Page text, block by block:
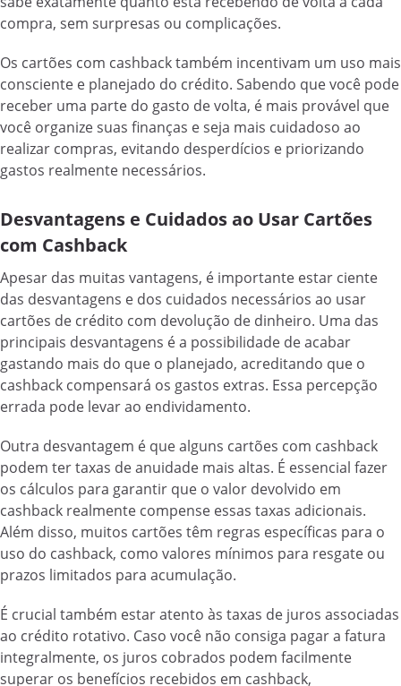
compra, sem surpresas ou complicações.
Os cartões com cashback também incentivam um uso mais
consciente e planejado do crédito. Sabendo que você pode
receber uma parte do gasto de volta, é mais provável que
você organize suas finanças e seja mais cuidadoso ao
realizar compras, evitando desperdícios e priorizando
gastos realmente necessários.
Desvantagens e Cuidados ao Usar Cartões
com Cashback
Apesar das muitas vantagens, é importante estar ciente
das desvantagens e dos cuidados necessários ao usar
cartões de crédito com devolução de dinheiro. Uma das
principais desvantagens é a possibilidade de acabar
gastando mais do que o planejado, acreditando que o
cashback compensará os gastos extras. Essa percepção
errada pode levar ao endividamento.
Outra desvantagem é que alguns cartões com cashback
podem ter taxas de anuidade mais altas. É essencial fazer
os cálculos para garantir que o valor devolvido em
cashback realmente compense essas taxas adicionais.
Além disso, muitos cartões têm regras específicas para o
uso do cashback, como valores mínimos para resgate ou
prazos limitados para acumulação.
É crucial também estar atento às taxas de juros associadas
ao crédito rotativo. Caso você não consiga pagar a fatura
integralmente, os juros cobrados podem facilmente
superar os benefícios recebidos em cashback,